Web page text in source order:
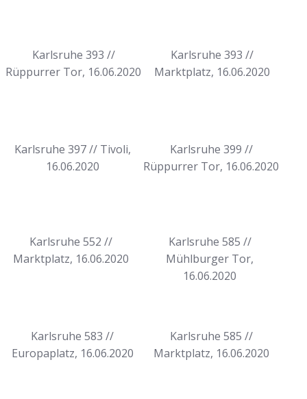
Karlsruhe 393 //
Rüppurrer Tor, 16.06.2020
Karlsruhe 393 //
Marktplatz, 16.06.2020
Karlsruhe 397 // Tivoli,
16.06.2020
Karlsruhe 399 //
Rüppurrer Tor, 16.06.2020
Karlsruhe 552 //
Marktplatz, 16.06.2020
Karlsruhe 585 //
Mühlburger Tor,
16.06.2020
Karlsruhe 583 //
Europaplatz, 16.06.2020
Karlsruhe 585 //
Marktplatz, 16.06.2020